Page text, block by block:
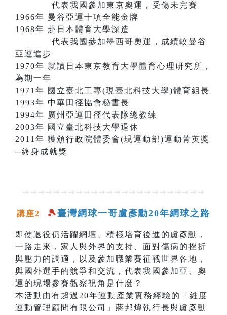
代表我國參加東京奧運，受傷未完賽
1966年 曼谷亞運十項全能金牌
1968年 赴日本體育大學深造
代表我國參加墨西哥奧運，成績較曼谷
亞運進步
1970年 就讀日本東京教育大學體育心理研究所，
為期一年
1971年 國立臺北工專(現臺北科技大學)體育組長
1993年 中華田徑協會秘書長
1994年 廣州亞運田徑代表隊總教練
2003年 國立臺北科技大學退休
2011年 獲頒行政院體委會(現運動部)運動菁英獎
─終身成就獎
⇝⇝⇝⇝⇝⇝⇝⇝⇝⇝⇝⇝⇝⇝⇝⇝⇝⇝⇝⇝⇝⇝⇝⇝
講座2 🎾臺灣網球一哥盧彥勳20年網球之路
即使退役仍活躍網壇、積極培育後進的盧彥勳，
一路走來，家人與外界的支持、面對傷病的挫折
與壓力的調適，以及參加職業賽征戰世界各地，
與國外選手的競爭和交流，代表我國參加亞、奧
運的現場參賽觀察視角是什麼？
本活動由有超過20年運動產業實務經驗的「維度
運動管理顧問有限公司」蔣邦煒執行長與盧彥勳